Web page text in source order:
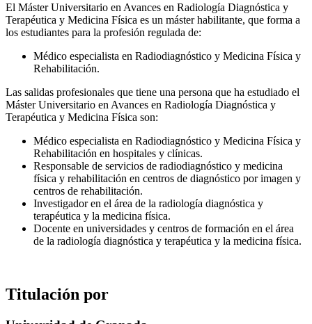
El Máster Universitario en Avances en Radiología Diagnóstica y
Terapéutica y Medicina Física es un máster habilitante, que forma a
los estudiantes para la profesión regulada de:
Médico especialista en Radiodiagnóstico y Medicina Física y
Rehabilitación.
Las salidas profesionales que tiene una persona que ha estudiado el
Máster Universitario en Avances en Radiología Diagnóstica y
Terapéutica y Medicina Física son:
Médico especialista en Radiodiagnóstico y Medicina Física y
Rehabilitación en hospitales y clínicas.
Responsable de servicios de radiodiagnóstico y medicina
física y rehabilitación en centros de diagnóstico por imagen y
centros de rehabilitación.
Investigador en el área de la radiología diagnóstica y
terapéutica y la medicina física.
Docente en universidades y centros de formación en el área
de la radiología diagnóstica y terapéutica y la medicina física.
Titulación por